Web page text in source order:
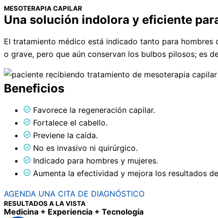
MESOTERAPIA CAPILAR
Una solución indolora y eficiente
El tratamiento médico está indicado tanto para
o grave, pero que aún conservan los bulbos pilosos; es
Beneficios
Favorece la regeneración capilar.
Fortalece el cabello.
Previene la caída.
No es invasivo ni quirúrgico.
Indicado para hombres y mujeres.
Aumenta la efectividad y mejora los resultados
AGENDA UNA CITA DE DIAGNÓSTICO
RESULTADOS A LA VISTA
Medicina + Experiencia + Tecnología